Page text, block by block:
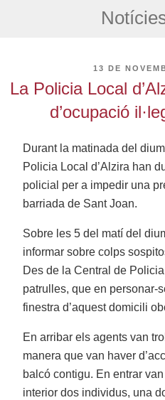
PUBLICAT
13 DE
La Policia Local
d’ocupació
Durant la matinada del
Policia Local d’Alzira han
policial per a impedir una
barriada de Sant Joan.
Sobre les 5 del matí del
informar sobre colps
Des de la Central de
patrulles, que en personar-
finestra d’aquest domicili
En arribar els agents van
manera que van haver
balcó contigu. En entrar
interior dos individus, una